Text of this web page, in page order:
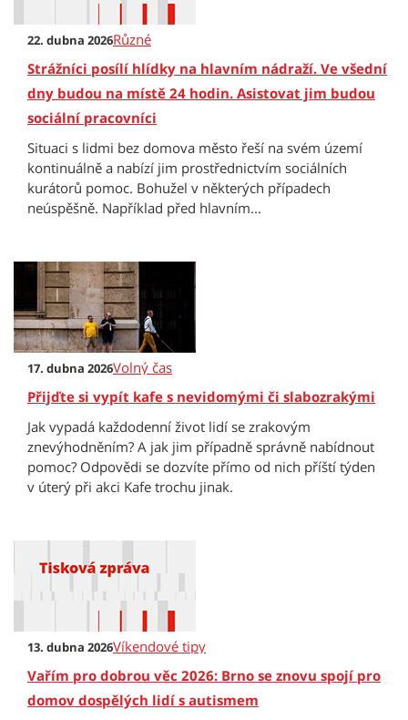
22. dubna 2026Různé
Strážníci posílí hlídky na hlavním nádraží. Ve všední
dny budou na místě 24 hodin. Asistovat jim budou
sociální pracovníci
Situaci s lidmi bez domova město řeší na svém území
kontinuálně a nabízí jim prostřednictvím sociálních
kurátorů pomoc. Bohužel v některých případech
neúspěšně. Například před hlavním...
17. dubna 2026Volný čas
Přijďte si vypít kafe s nevidomými či slabozrakými
Jak vypadá každodenní život lidí se zrakovým
znevýhodněním? A jak jim případně správně nabídnout
pomoc? Odpovědi se dozvíte přímo od nich příští týden
v úterý při akci Kafe trochu jinak.
13. dubna 2026Víkendové tipy
Vařím pro dobrou věc 2026: Brno se znovu spojí pro
domov dospělých lidí s autismem